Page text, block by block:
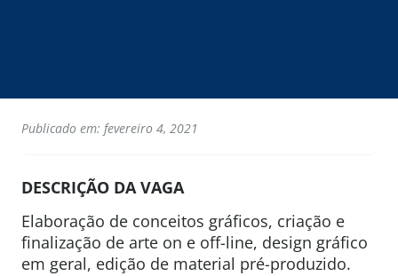
Publicado em: fevereiro 4, 2021
DESCRIÇÃO DA VAGA
Elaboração de conceitos gráficos, criação e
finalização de arte on e off-line, design gráfico
em geral, edição de material pré-produzido.